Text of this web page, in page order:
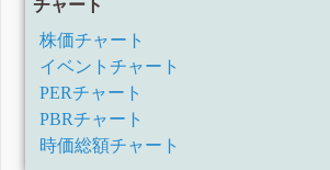
チャート
株価チャート
イベントチャート
PERチャート
PBRチャート
時価総額チャート